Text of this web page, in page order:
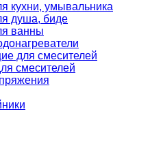
кухни, умывальника
душа, биде
ванны
для смесителей
смесителей